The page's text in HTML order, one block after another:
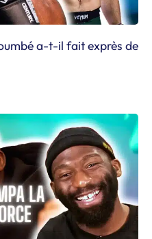
a-t-il fait exprès de